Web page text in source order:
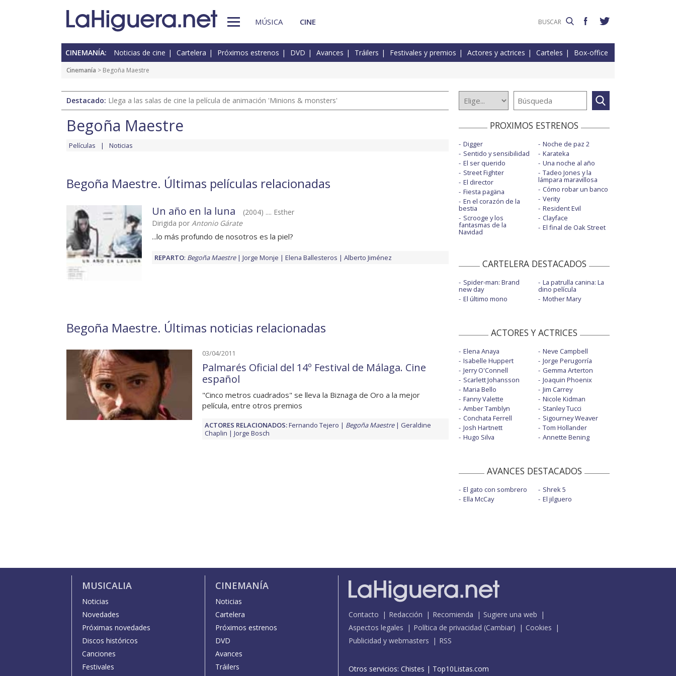
MÚSICA CINE
CINEMANÍA: Noticias de cine Cartelera Próximos estrenos DVD Avances Tráilers Festivales y premios Actores y actrices Carteles Box-office
Cinemanía > Begoña Maestre
Destacado: Llega a las salas de cine la película de animación 'Minions & monsters'
Begoña Maestre
Películas Noticias
Begoña Maestre. Últimas películas relacionadas
Un año en la luna
(2004) .... Esther
Dirigida por Antonio Gárate
...lo más profundo de nosotros es la piel?
REPARTO: Begoña Maestre Jorge Monje Elena Ballesteros Alberto Jiménez
Begoña Maestre. Últimas noticias relacionadas
03/04/2011
Palmarés Oficial del 14º Festival de Málaga. Cine
español
"Cinco metros cuadrados" se lleva la Biznaga de Oro a la mejor
película, entre otros premios
ACTORES RELACIONADOS:Fernando Tejero Begoña Maestre
Geraldine
Chaplin
Jorge Bosch
PROXIMOS ESTRENOS
Digger
Sentido y sensibilidad
El ser querido
Street Fighter
El director
Fiesta pagäna
En el corazón de la
bestia
Scrooge y los
fantasmas de la
Navidad
Noche de paz 2
Karateka
Una noche al año
Tadeo Jones y la
lámpara maravillosa
Cómo robar un banco
Verity
Resident Evil
Clayface
El final de Oak Street
CARTELERA DESTACADOS
Spider-man: Brand
new day
El último mono
La patrulla canina: La
dino película
Mother Mary
ACTORES Y ACTRICES
Elena Anaya
Isabelle Huppert
Jerry O'Connell
Scarlett Johansson
Maria Bello
Fanny Valette
Amber Tamblyn
Conchata Ferrell
Josh Hartnett
Hugo Silva
Neve Campbell
Jorge Perugorría
Gemma Arterton
Joaquin Phoenix
Jim Carrey
Nicole Kidman
Stanley Tucci
Sigourney Weaver
Tom Hollander
Annette Bening
AVANCES DESTACADOS
El gato con sombrero
Ella McCay
Shrek 5
El jilguero
MUSICALIA
Noticias
Novedades
Próximas novedades
Discos históricos
Canciones
Festivales
CINEMANÍA
Noticias
Cartelera
Próximos estrenos
DVD
Avances
Tráilers
Contacto Redacción Recomienda
Sugiere una web
Aspectos legales
Política de privacidad (Cambiar)
Cookies
Publicidad y webmasters
RSS
Otros servicios: Chistes | Top10Listas.com